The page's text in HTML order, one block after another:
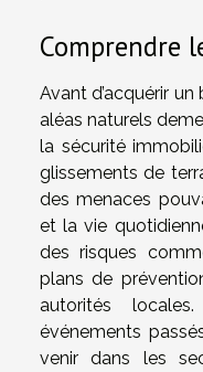
Comprendre
Avant d’acquérir
aléas naturels
la sécurité
glissements de
des menaces
et la vie
des risques
plans de
autorités
événements
venir dans les